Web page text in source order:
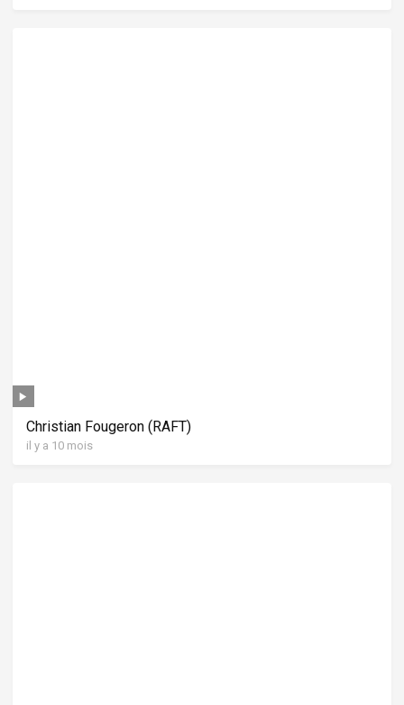
Christian Fougeron (RAFT)
il y a 10 mois